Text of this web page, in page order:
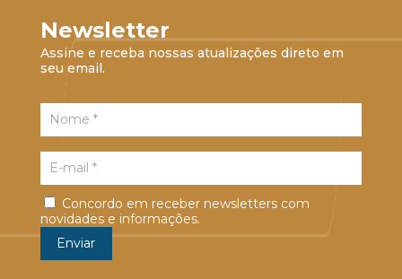
Newsletter
Assine e receba nossas atualizações direto em
seu email.
Concordo em receber newsletters com
novidades e informações.